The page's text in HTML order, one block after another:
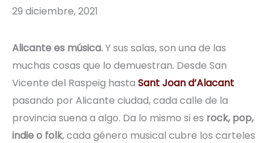
29 diciembre, 2021
Alicante es música.Y sus salas, son una de las
muchas cosas que lo demuestran. Desde San
Vicente del Raspeig hasta Sant Joan d’Alacant
pasando por Alicante ciudad, cada calle de la
provincia suena a algo. Da lo mismo si es rock, pop,
indie o folk, cada género musical cubre los carteles